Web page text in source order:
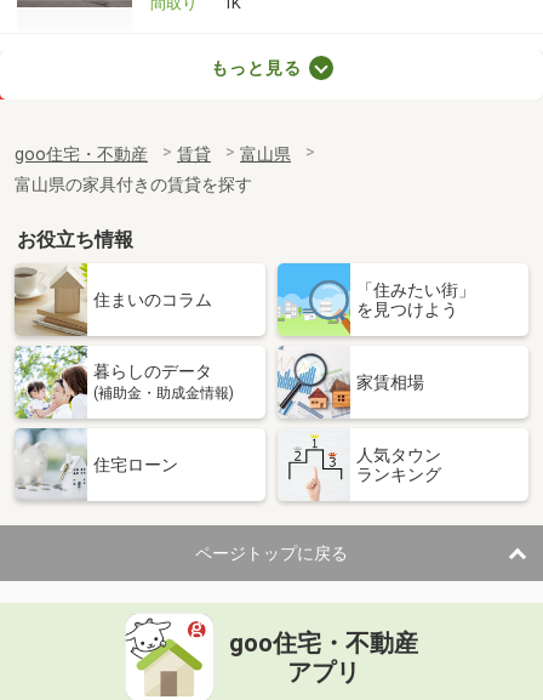
富山県富山市婦中町砂子田
専有面積
23.6m²
間取り
1K
富山県高岡市赤祖父
価 格
6.40万円
富山県高岡市赤祖父
専有面積 40.07m²
間取り
富山県高岡市角
住 所
富山県高岡市角
専有面積 28.21m²
間取り
1K
富山県富山市犬島３
価 格
住 所
富山県富山市犬島３
もっと見る
goo住宅・不動産 賃貸
富山県
富山県の家具付きの賃貸を探す
お役立ち情報
住まいのコラム
「住みたい街」
を見つけよう
暮らしのデータ
(補助金・助成金情報)
家賃相場
住宅ローン
人気タウン
ランキング
ページトップに戻る
goo住宅・不動産
アプリ